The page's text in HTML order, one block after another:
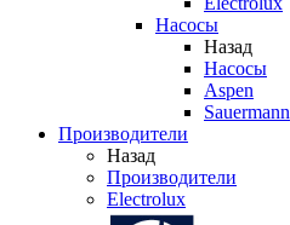
Насосы
Назад
Насосы
Aspen
Sauermann
Производители
Назад
Производители
Electrolux